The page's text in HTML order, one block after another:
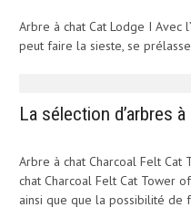
Arbre à chat Cat Lodge I Avec
peut faire la sieste, se
La sélection d’arbres
Arbre à chat Charcoal Felt Cat
chat Charcoal Felt Cat Tower
ainsi que que la possibilité de